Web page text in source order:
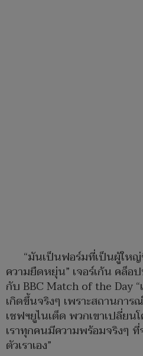
“มันเป็นฟอร์มที่เป็นผู้ให
ความยืดหยุ่น” เจอร์เก้น คล็
กับ BBC Match of the Day
เกิดขึ้นจริงๆ เพราะสถานกา
เชฟฯยูไนเต็ด พวกเขาเปลี่ย
เราทุกคนมีความพร้อมจริงๆ ที่
ตัวเราเอง”